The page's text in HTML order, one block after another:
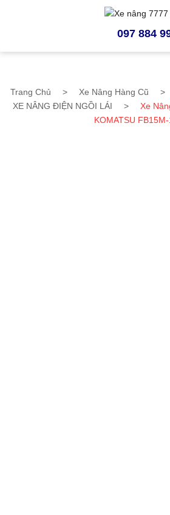
097 884
Trang Chủ > Xe Nâng Hàng Cũ >
XE NÂNG ĐIỆN NGỒI LÁI
>
Xe
KOMATSU